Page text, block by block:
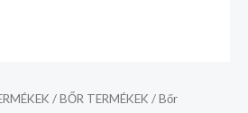
/BŐR TERMÉKEK / Bőr